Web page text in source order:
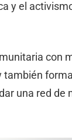
y el
con
una red de